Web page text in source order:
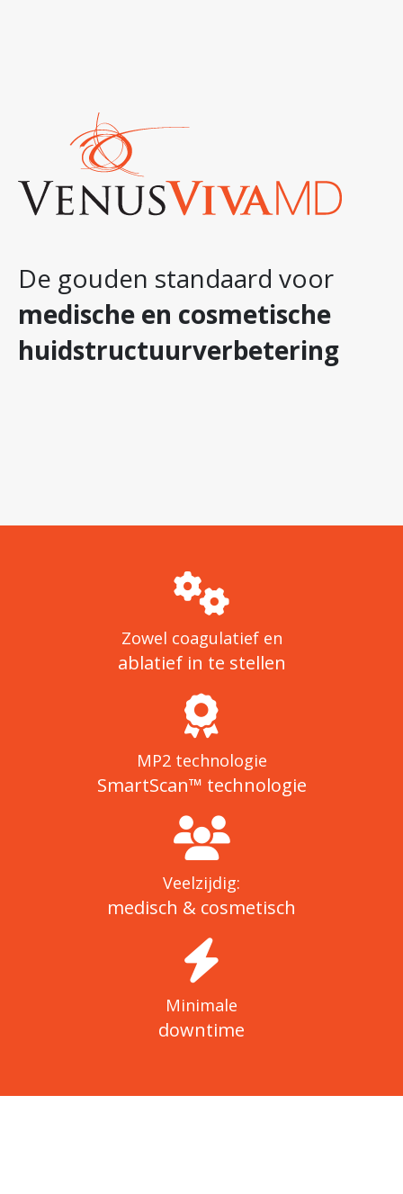
De gouden standaard voor
medische en cosmetische
huidstructuurverbetering
Zowel coagulatief en
ablatief in te stellen
MP2 technologie
SmartScan™ technologie
Veelzijdig:
medisch & cosmetisch
Minimale
downtime